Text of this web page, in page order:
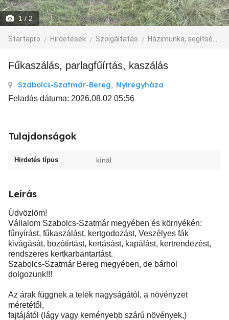
1/ 2
Startapro Hirdetések Szolgáltatás Házimunka, segítség
Fűkaszálás, parlagfűírtás, kaszálás
Szabolcs-Szatmár-Bereg, Nyíregyháza
Feladás dátuma: 2026.08.02 05:56
Tulajdonságok
Hirdetés típus kínál
Leírás
Üdvözlöm!
Vállalom Szabolcs-Szatmár megyében és környékén:
fűnyírást, fűkaszálást, kertgodozást, Veszélyes fák
kivágását, bozótirtást, kertásást, kapálást, kertrendezést,
rendszeres kertkarbantartást.
Szabolcs-Szatmár Bereg megyében, de bárhol
dolgozunk!!!
Az árak függnek a telek nagyságától, a növényzet
méretétől,
fajtájától (lágy vagy keményebb szárú növények,)